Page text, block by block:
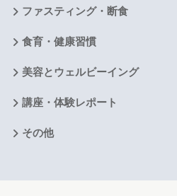
ファスティング・断食
食育・健康習慣
美容とウェルビーイング
講座・体験レポート
その他